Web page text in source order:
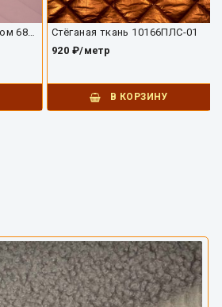
Стёганая ткань зиг-загом 6839ПЛС
Стёганая ткань 10166ПЛС-01
920 ₽/метр
В КОРЗИНУ